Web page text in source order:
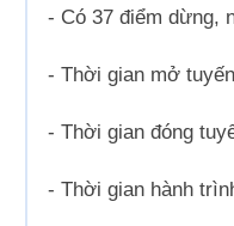
- Có 37 điểm dừng,
- Thời gian mở
- Thời gian đóng
- Thời gian hành